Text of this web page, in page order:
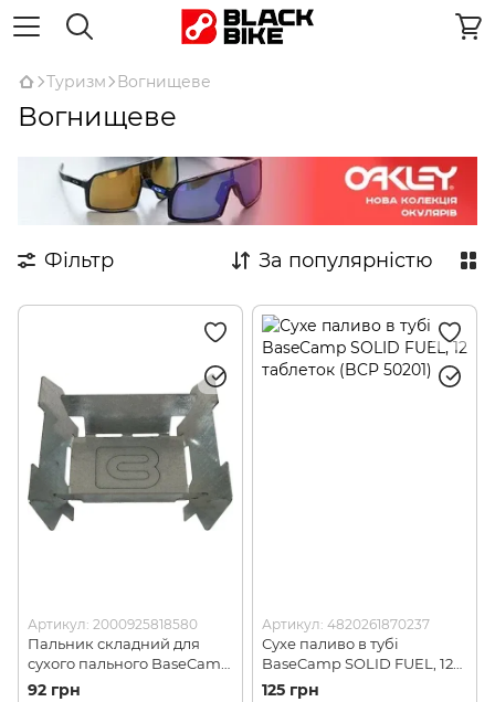
Туризм Вогнищеве
Вогнищеве
Фільтр За популярністю
Артикул: 2000925818580
Пальник складний для
сухого пального BaseCamp
(BCP 50300)
92 грн
Артикул: 4820261870237
Сухе паливо в тубі
BaseCamp SOLID FUEL, 12
таблеток (BCP 50201)
125 грн